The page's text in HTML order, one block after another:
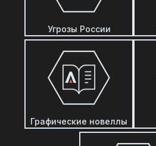
Угрозы России
Графические новеллы